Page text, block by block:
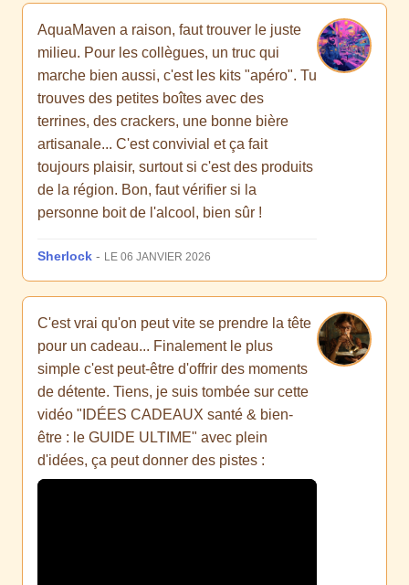
AquaMaven a raison, faut trouver le juste
milieu. Pour les collègues, un truc qui
marche bien aussi, c'est les kits "apéro". Tu
trouves des petites boîtes avec des
terrines, des crackers, une bonne bière
artisanale... C'est convivial et ça fait
toujours plaisir, surtout si c'est des produits
de la région. Bon, faut vérifier si la
personne boit de l'alcool, bien sûr !
Sherlock - LE 06 JANVIER 2026
C'est vrai qu'on peut vite se prendre la tête
pour un cadeau... Finalement le plus
simple c'est peut-être d'offrir des moments
de détente. Tiens, je suis tombée sur cette
vidéo "IDÉES CADEAUX santé & bien-
être : le GUIDE ULTIME" avec plein
d'idées, ça peut donner des pistes :